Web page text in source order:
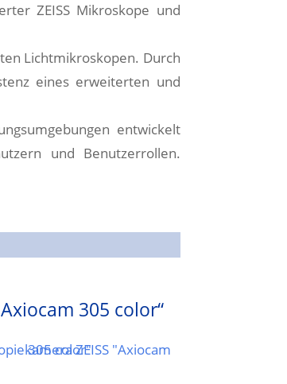
ZEISS Mikroskope und
Lichtmikroskopen. Durch
eines erweiterten und
entwickelt
und Benutzerrollen.
305 color“